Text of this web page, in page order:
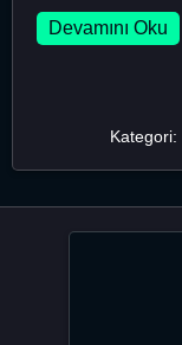
Devamını Oku
Kategori: